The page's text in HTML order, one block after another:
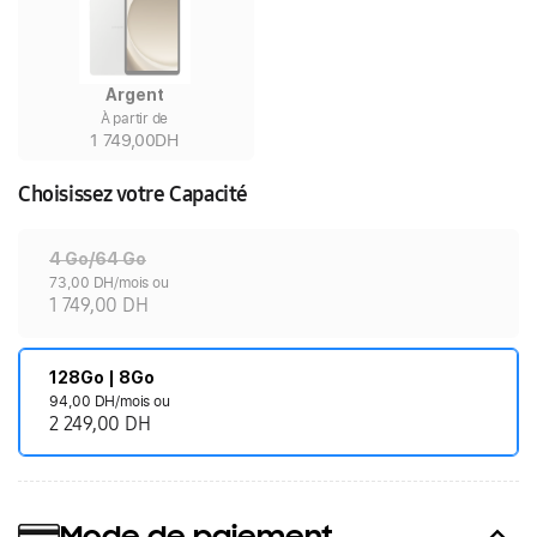
Argent
À partir de
1 749,00DH
Choisissez votre Capacité
4 Go/64 Go
73,00 DH/mois ou
1 749,00 DH
128Go | 8Go
94,00 DH/mois ou
2 249,00 DH